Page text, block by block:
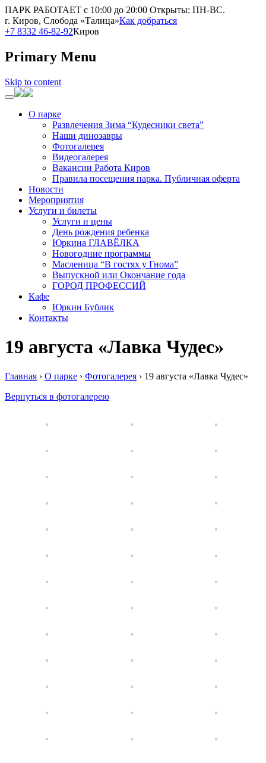
ПАРК РАБОТАЕТ с 10:00 до 20:00 Открыты: ПН-ВС.
г. Киров, Слобода «Талица»Как добраться
+7 8332 46-82-92Киров
Primary Menu
Skip to content
О парке
Развлечения Зима “Кудесники света”
Наши динозавры
Фотогалерея
Видеогалерея
Вакансии Работа Киров
Правила посещения парка. Публичная оферта
Новости
Мероприятия
Услуги и билеты
Услуги и цены
День рождения ребенка
Юркина ГЛАВЁЛКА
Новогодние программы
Масленица “В гостях у Гнома”
Выпускной или Окончание года
ГОРОД ПРОФЕССИЙ
Кафе
Юркин Бублик
Контакты
19 августа «Лавка Чудес»
Главная › О парке › Фотогалерея › 19 августа «Лавка Чудес»
Вернуться в фотогалерею